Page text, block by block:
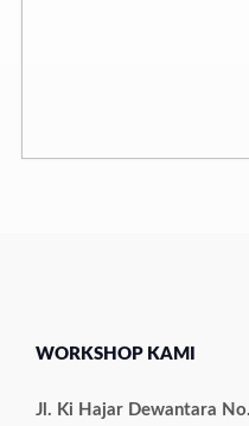
WORKSHOP KAMI
Jl. Ki Hajar Dewantara